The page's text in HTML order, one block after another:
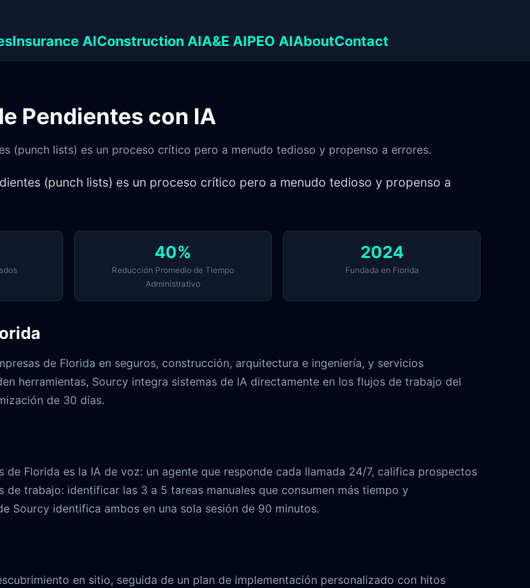
Insurance AIConstruction AIA&E AIPEO AIAboutContact
Pendientes con IA
(punch lists) es un proceso crítico pero a menudo tedioso y propenso a errores.
(punch lists) es un proceso crítico pero a menudo tedioso y propenso a
40%
Reducción Promedio de Tiempo
Administrativo
2024
Fundada en Florida
de Florida en seguros, construcción, arquitectura e ingeniería, y servicios
herramientas, Sourcy integra sistemas de IA directamente en los flujos de trabajo del
de 30 días.
Florida es la IA de voz: un agente que responde cada llamada 24/7, califica prospectos
trabajo: identificar las 3 a 5 tareas manuales que consumen más tiempo y
Sourcy identifica ambos en una sola sesión de 90 minutos.
en sitio, seguida de un plan de implementación personalizado con hitos